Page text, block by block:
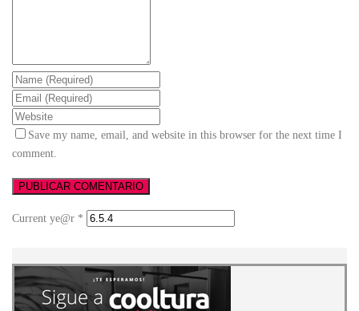
Save my name, email, and website in this browser for the next time I
comment.
Current ye@r *